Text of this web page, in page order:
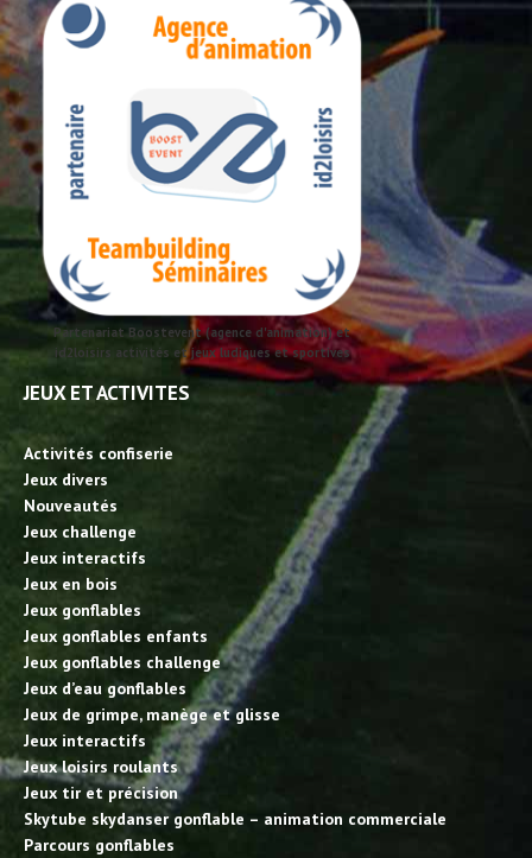
Partenariat Boostevent (agence d'animation) et
id2loisirs activités et jeux ludiques et sportives
JEUX ET ACTIVITES
Activités confiserie
Jeux divers
Nouveautés
Jeux challenge
Jeux interactifs
Jeux en bois
Jeux gonflables
Jeux gonflables enfants
Jeux gonflables challenge
Jeux d’eau gonflables
Jeux de grimpe, manège et glisse
Jeux interactifs
Jeux loisirs roulants
Jeux tir et précision
Skytube skydanser gonflable – animation commerciale
Parcours gonflables